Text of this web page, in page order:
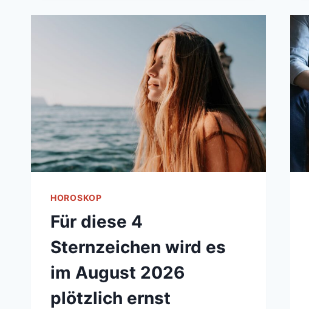
HOROSKOP
Für diese 4
Sternzeichen wird es
im August 2026
plötzlich ernst